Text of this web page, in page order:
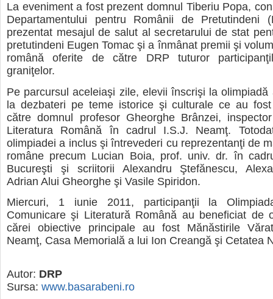
La eveniment a fost prezent domnul Tiberiu Popa,
Departamentului pentru Românii de Pretutindeni
prezentat mesajul de salut al secretarului de stat
pretutindeni Eugen Tomac şi a înmânat premii şi
română oferite de către DRP tuturor
graniţelor.
Pe parcursul aceleiaşi zile, elevii înscrişi la olimpiadă
la dezbateri pe teme istorice şi culturale ce au
către domnul profesor Gheorghe Brânzei,
Literatura Română în cadrul I.S.J. Neamţ.
olimpiadei a inclus şi întrevederi cu reprezentanţi de
române precum Lucian Boia, prof. univ. dr. în
Bucureşti şi scriitorii Alexandru Ştefănescu,
Adrian Alui Gheorghe şi Vasile Spiridon.
Miercuri, 1 iunie 2011, participanţii la
Comunicare şi Literatură Română au beneficiat de
cărei obiective principale au fost Mănăstirile
Neamţ, Casa Memorială a lui Ion Creangă şi Cetatea
Autor: DRP
Sursa: www.basarabeni.ro